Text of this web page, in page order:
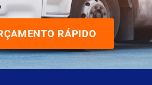
RÁPIDO